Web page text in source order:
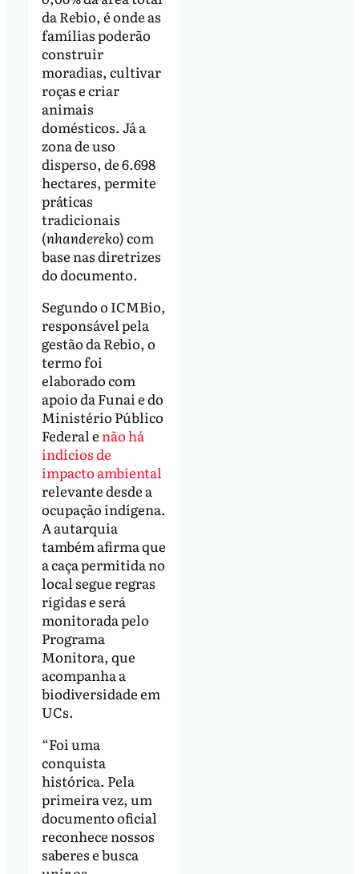
da Rebio, é onde as
famílias poderão
construir
moradias, cultivar
roças e criar
animais
domésticos. Já a
zona de uso
disperso, de 6.698
hectares, permite
práticas
tradicionais
(nhandereko) com
base nas diretrizes
do documento.
Segundo o ICMBio,
responsável pela
gestão da Rebio, o
termo foi
elaborado com
apoio da Funai e do
Ministério Público
Federal e não há
indícios de
impacto ambiental
relevante desde a
ocupação indígena.
A autarquia
também afirma que
a caça permitida no
local segue regras
rígidas e será
monitorada pelo
Programa
Monitora, que
acompanha a
biodiversidade em
UCs.
“Foi uma
conquista
histórica. Pela
primeira vez, um
documento oficial
reconhece nossos
saberes e busca